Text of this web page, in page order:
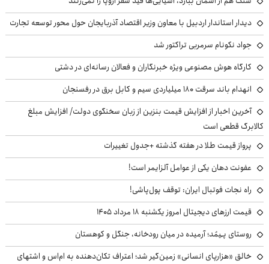
دیدار استاندار اردبیل با معاون وزیر اقتصاد آذربایجان حول محور توسعه تجارت
جواد نکونام سرمربی تراکتور شد
کارگاه هوش مصنوعی ویژه خبرنگاران و فعالان رسانه‌ای در دشتی
انهدام باند سرقت ۱۸۰ میلیاردی سیم و کابل برق در رفسنجان
آخرین اخبار از افزایش قیمت بنزین از زبان سخنگوی دولت/ افزایش مبلغ
کالابرگ قطعی است
پرواز قیمت طلا در هفته گذشته +جدول تغییرات
عفونت دهان یکی از عوامل آلزایمر است!
راه نجات فوتبال ایران: توقف پول‌پاشی!
قیمت ارزهای دیجیتال امروز یکشنبه ۱۸ مرداد ۱۴۰۵
روستای پـِیمُد؛ آرمیده در میان رودخانه، جنگل و کوهستان
خالق «هزارپای انسانی» زمین‌گیر شد؛ اعتراف تکان‌دهنده به ام‌اس و اشتهای